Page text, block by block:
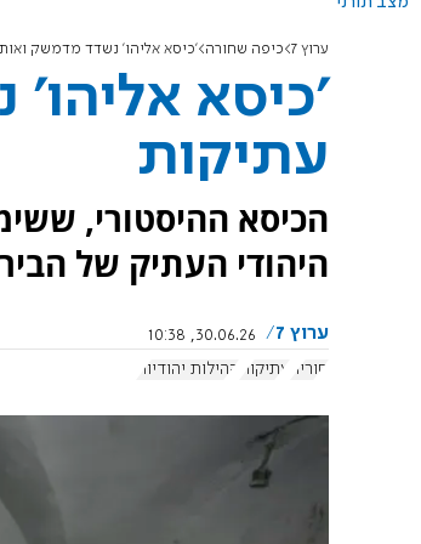
ערוץ 7 כיפה שחורה 'כיסא אליהו' נשדד מדמשק
'כיסא
עתיקות
הכיסא ההיסטורי,
היהודי העתיק של
ערוץ 7
30.06.26, 10:38
סוריה
עתיקות קהילות יהודיות